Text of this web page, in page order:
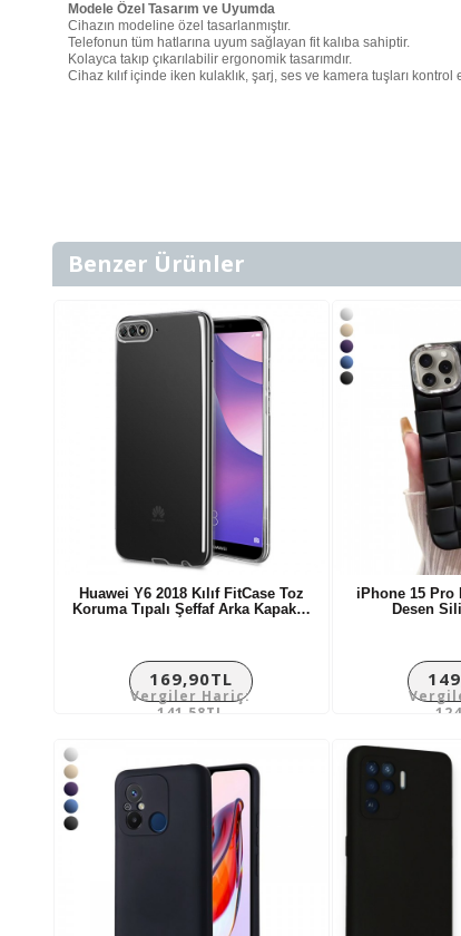
Modele Özel Tasarım ve Uyumda
Cihazın modeline özel tasarlanmıştır.
Telefonun tüm hatlarına uyum sağlayan fit kalıba sahiptir.
Kolayca takıp çıkarılabilir ergonomik tasarımdır.
Cihaz kılıf içinde iken kulaklık, şarj, ses ve kamera tuşları kontrol
Benzer Ürünler
Huawei Y6 2018 Kılıf FitCase Toz
Koruma Tıpalı Şeffaf Arka Kapak…
169,90TL
Vergiler Hariç:
141,58TL
iPhone 15 Pro
Desen